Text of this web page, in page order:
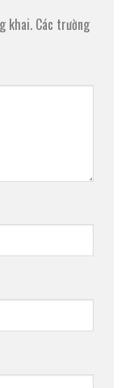
khai. Các trường